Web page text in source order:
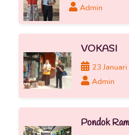
Admin
VOKASI
23
Admin
Pondok